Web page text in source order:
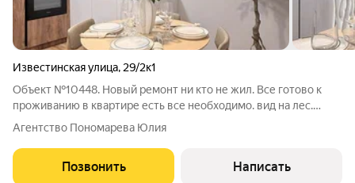
Известинская улица, 29/2к1
Объект №10448. Новый ремонт ни кто не жил. Все готово к
проживанию в квартире есть все необходимо. вид на лес.
удобная планировка, спальня выделенная , кухня , выделенная
комната с диваном, балкон. По просмотру звоните за час
Агентство Пономарева Юлия
Позвонить Написать